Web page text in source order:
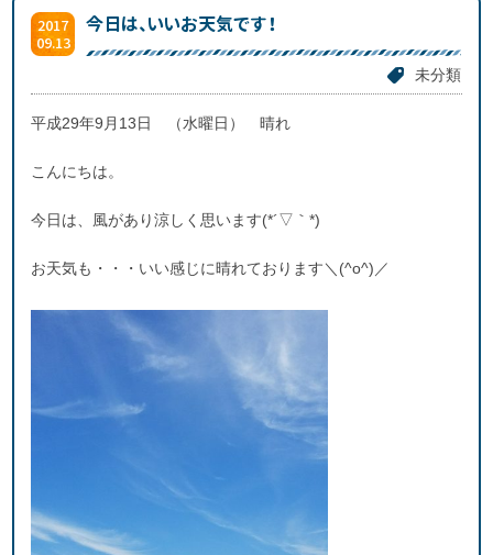
2017
09.13
今日は、いいお天気です！
未分類
平成29年9月13日 （水曜日） 晴れ
こんにちは。
今日は、風があり涼しく思います(*´▽｀*)
お天気も・・・いい感じに晴れております＼(^o^)／